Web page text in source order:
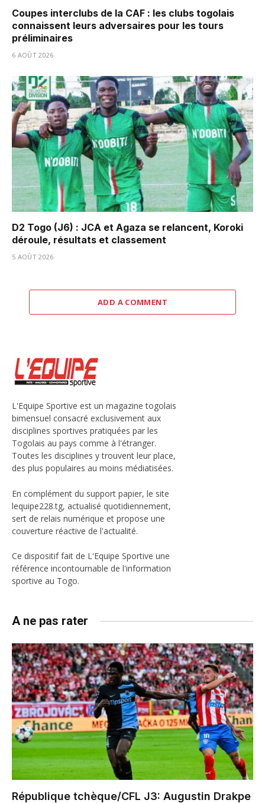
Coupes interclubs de la CAF : les clubs togolais
connaissent leurs adversaires pour les tours
préliminaires
6 AOÛT 2026
D2 Togo (J6) : JCA et Agaza se relancent, Koroki
déroule, résultats et classement
5 AOÛT 2026
ADD A COMMENT
L'Equipe Sportive est un magazine togolais
bimensuel consacré exclusivement aux
disciplines sportives pratiquées par les
Togolais au pays comme à l'étranger.
Toutes les disciplines y trouvent leur place,
des plus populaires au moins médiatisées.
En complément du support papier, le site
lequipe228.tg, actualisé quotidiennement,
sert de relais numérique et propose une
couverture réactive de l'actualité.
Ce dispositif fait de L'Equipe Sportive une
référence incontournable de l'information
sportive au Togo.
A ne pas rater
République tchèque/CFL J3: Augustin Drakpe